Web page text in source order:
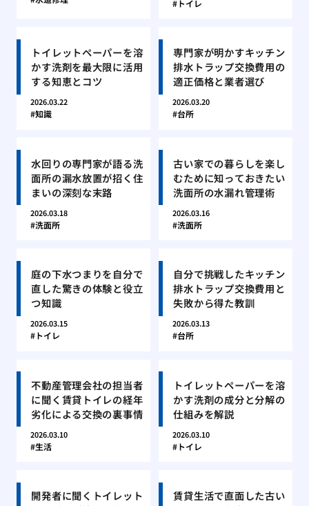
トイレ
トイレットペーパーを溶
かす洗剤を最大限に活用
する知恵とコツ
2026.03.22
知識
専門家が明かすキッチン
排水トラップ交換費用の
適正価格と業者選び
2026.03.20
台所
水回りの専門家が語る洗
面所の漏水放置が招く住
まいの深刻な末路
2026.03.18
洗面所
古い家での暮らしを楽し
むために知っておきたい
洗面所の水漏れ管理術
2026.03.16
洗面所
庭の下水つまりを自分で
直した驚きの体験と役立
つ知識
2026.03.15
トイレ
自分で挑戦したキッチン
排水トラップ交換費用と
失敗から得た教訓
2026.03.13
台所
不動産管理会社の担当者
に聞く賃貸トイレの経年
劣化による交換の裏事情
2026.03.10
生活
トイレットペーパーを溶
かす洗剤の成分と分解の
仕組みを解説
2026.03.10
トイレ
開発者に聞くトイレット
賃貸生活で直面した古い